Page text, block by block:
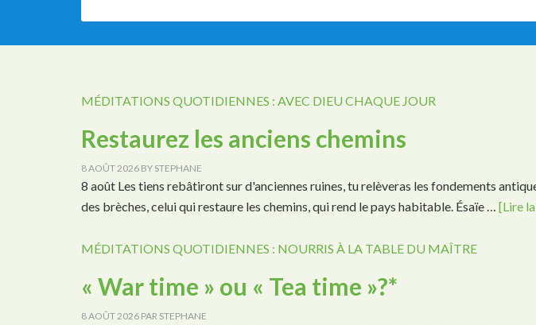
MÉDITATIONS QUOTIDIENNES : AVEC DIEU CHAQUE JOUR
Restaurez les anciens chemins
8 AOÛT 2026 BY STEPHANE
8 août Les tiens rebâtiront sur d'anciennes ruines, tu relèveras les fondements
des brèches, celui qui restaure les chemins, qui rend le pays habitable. Ésaïe … [Lire la
MÉDITATIONS QUOTIDIENNES : NOURRIS À LA TABLE DU MAÎTRE
« War time » ou « Tea time »?*
8 AOÛT 2026 PAR STEPHANE